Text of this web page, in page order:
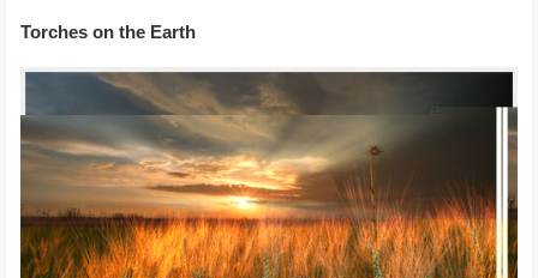
Torches on the Earth